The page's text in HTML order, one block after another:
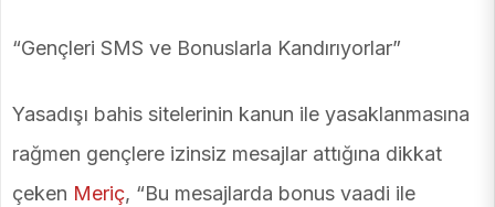
“Gençleri SMS ve Bonuslarla Kandırıyorlar”
Yasadışı bahis sitelerinin kanun ile yasaklanmasına
rağmen gençlere izinsiz mesajlar attığına dikkat
çeken Meriç, “Bu mesajlarda bonus vaadi ile